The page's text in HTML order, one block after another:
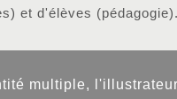
multiple,
et d'élèves (pédagogie)